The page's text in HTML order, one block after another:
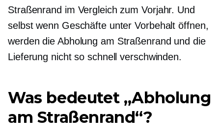
Straßenrand im Vergleich zum Vorjahr. Und
selbst wenn Geschäfte unter Vorbehalt öffnen,
werden die Abholung am Straßenrand und die
Lieferung nicht so schnell verschwinden.
Was bedeutet „Abholung
am Straßenrand“?